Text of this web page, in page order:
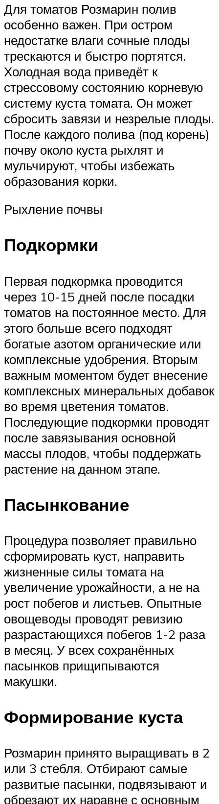
Для томатов Розмарин полив
особенно важен. При остром
недостатке влаги сочные плоды
трескаются и быстро портятся.
Холодная вода приведёт к
стрессовому состоянию корневую
систему куста томата. Он может
сбросить завязи и незрелые плоды.
После каждого полива (под корень)
почву около куста рыхлят и
мульчируют, чтобы избежать
образования корки.
Рыхление почвы
Подкормки
Первая подкормка проводится
через 10-15 дней после посадки
томатов на постоянное место. Для
этого больше всего подходят
богатые азотом органические или
комплексные удобрения. Вторым
важным моментом будет внесение
комплексных минеральных добавок
во время цветения томатов.
Последующие подкормки проводят
после завязывания основной
массы плодов, чтобы поддержать
растение на данном этапе.
Пасынкование
Процедура позволяет правильно
сформировать куст, направить
жизненные силы томата на
увеличение урожайности, а не на
рост побегов и листьев. Опытные
овощеводы проводят ревизию
разрастающихся побегов 1-2 раза
в месяц. У всех сохранённых
пасынков прищипываются
макушки.
Формирование куста
Розмарин принято выращивать в 2
или 3 стебля. Отбирают самые
развитые пасынки, подвязывают и
обрезают их наравне с основным